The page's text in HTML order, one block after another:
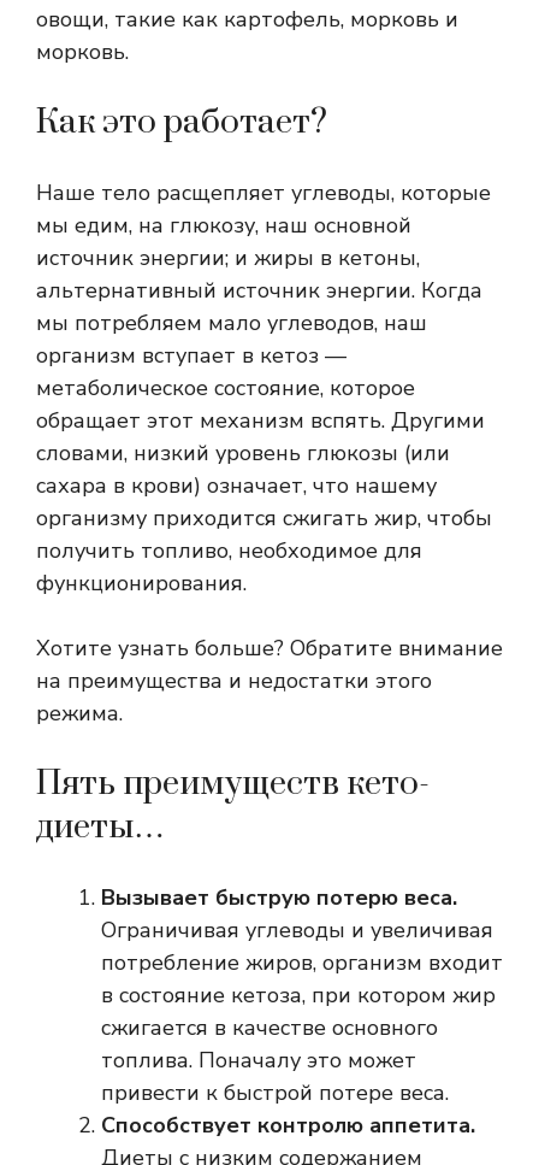
овощи, такие как картофель, морковь и
морковь.
Как это работает?
Наше тело расщепляет углеводы, которые
мы едим, на глюкозу, наш основной
источник энергии; и жиры в кетоны,
альтернативный источник энергии. Когда
мы потребляем мало углеводов, наш
организм вступает в кетоз —
метаболическое состояние, которое
обращает этот механизм вспять. Другими
словами, низкий уровень глюкозы (или
сахара в крови) означает, что нашему
организму приходится сжигать жир, чтобы
получить топливо, необходимое для
функционирования.
Хотите узнать больше? Обратите внимание
на преимущества и недостатки этого
режима.
Пять преимуществ кето-
диеты…
Вызывает быструю потерю веса.
Ограничивая углеводы и увеличивая
потребление жиров, организм входит
в состояние кетоза, при котором жир
сжигается в качестве основного
топлива. Поначалу это может
привести к быстрой потере веса.
Способствует контролю аппетита.
Диеты с низким содержанием